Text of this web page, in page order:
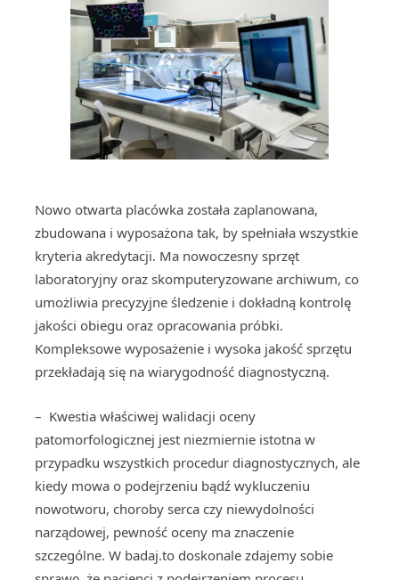
Nowo otwarta placówka została zaplanowana,
zbudowana i wyposażona tak, by spełniała wszystkie
kryteria akredytacji. Ma nowoczesny sprzęt
laboratoryjny oraz skomputeryzowane archiwum, co
umożliwia precyzyjne śledzenie i dokładną kontrolę
jakości obiegu oraz opracowania próbki.
Kompleksowe wyposażenie i wysoka jakość sprzętu
przekładają się na wiarygodność diagnostyczną.
– Kwestia właściwej walidacji oceny
patomorfologicznej jest niezmiernie istotna w
przypadku wszystkich procedur diagnostycznych, ale
kiedy mowa o podejrzeniu bądź wykluczeniu
nowotworu, choroby serca czy niewydolności
narządowej, pewność oceny ma znaczenie
szczególne. W badaj.to doskonale zdajemy sobie